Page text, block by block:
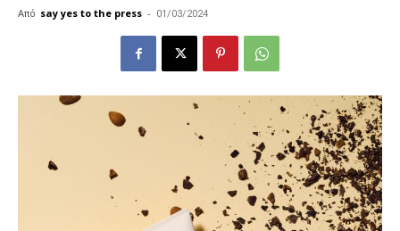
Από say yes to the press - 01/03/2024